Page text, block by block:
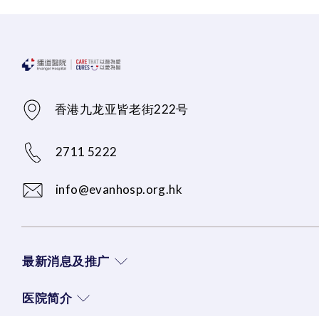
香港九龙亚皆老街222号
2711 5222
info@evanhosp.org.hk
最新消息及推广
医院简介